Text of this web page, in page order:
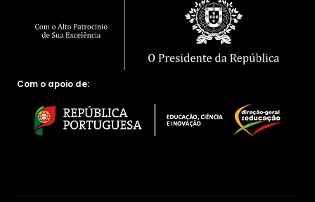
Com o apoio de: